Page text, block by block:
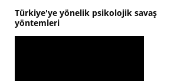
Türkiye'ye yönelik psikolojik savaş
yöntemleri